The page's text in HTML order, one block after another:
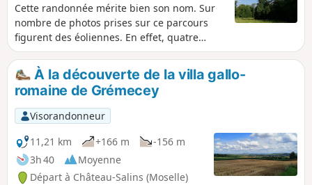
Cette randonnée mérite bien son nom. Sur
nombre de photos prises sur ce parcours
figurent des éoliennes. En effet, quatre
parcs éoliens importants bordent le circuit
(Amelécourt, Aulnois-sur-Seille, Malaucourt-
sur-Seille, Fresnes-en-Saulnois). Cette
randonnée se fait excusivement sur des
routes goudronnées ou de larges routes
forestières. On peut donc l'effectuer même
par temps très humide. Il y a des points de
vue tout à fait remarquables et une grande
variété de paysages.
À la découverte de la villa gallo-
romaine de Grémecey
Visorandonneur
11,21 km
+166 m
-156 m
3h 40
Moyenne
Départ à Château-Salins (Moselle)